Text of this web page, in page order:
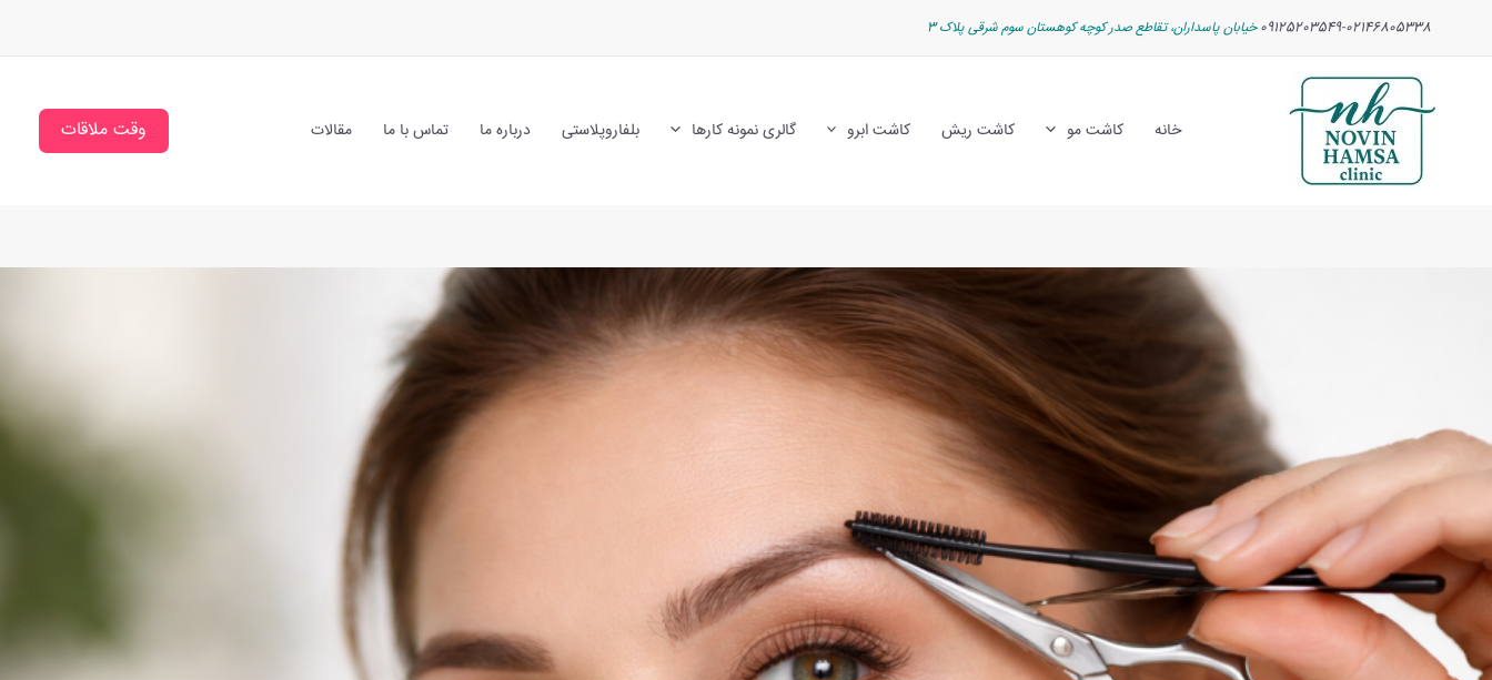
09125203549-02146805338 خیابان پاسداران، تقاطع صدر کوچه کوهستان سوم شرقی پلاک 3
خانه کاشت مو کاشت ریش کاشت ابرو گالری نمونه کارها بلفاروپلاستی درباره ما تماس با ما مقالات وقت ملاقات
نوشته